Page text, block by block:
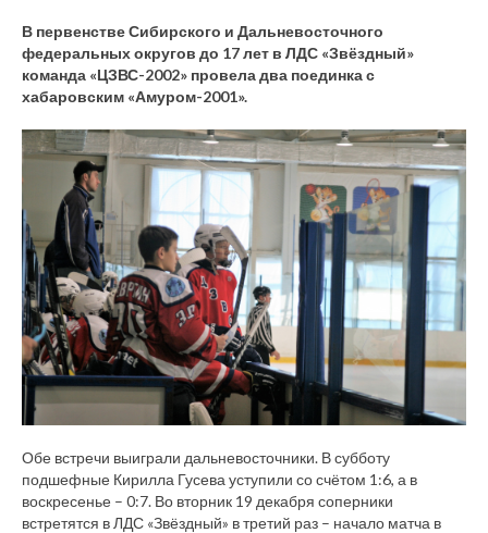
ОЦЕНКА КАЧЕСТВА ОБРАЗОВАНИЯ ВАКАНСИИ
ПЛАТНЫЕ УСЛУГИ КОНТАКТЫ
В первенстве Сибирского и Дальневосточного
федеральных округов до 17 лет в ЛДС «Звёздный»
команда «ЦЗВС-2002» провела два поединка с
хабаровским «Амуром-2001».
Обе встречи выиграли дальневосточники. В субботу
подшефные Кирилла Гусева уступили со счётом 1:6, а в
воскресенье – 0:7. Во вторник 19 декабря соперники
встретятся в ЛДС «Звёздный» в третий раз – начало матча в